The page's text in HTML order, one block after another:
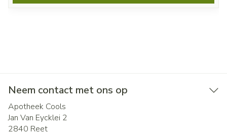
Neem contact met ons op
Apotheek Cools
Jan Van Eycklei 2
2840 Reet